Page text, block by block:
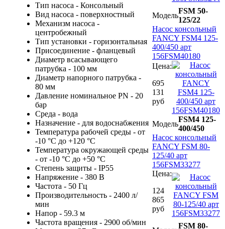
Тип насоса - Консольный
Вид насоса - поверхностный
Механизм насоса -
центробежный
Тип установки - горизонтальная
Присоединение - фланцевый
Диаметр всасывающего
патрубка - 100 мм
Диаметр напорного патрубка -
80 мм
Давление номинальное PN - 20
бар
Среда - вода
Назначение - для водоснабжения
Температура рабочей среды - от
-10 °C до +120 °C
Температура окружающей среды
- от -10 °C до +50 °C
Степень защиты - IP55
Напряжение - 380 В
Частота - 50 Гц
Производительность - 2400 л/
мин
Напор - 59.3 м
Частота вращения - 2900 об/мин
Модель
FSM 50-
125/22
Насос консольный
FANCY FSM4 125-
400/450 арт
156FSM40180
Цена:
695
131
руб
Модель
FSM4 125-
400/450
Насос консольный
FANCY FSM 80-
125/40 арт
156FSM33277
Цена:
124
865
руб
FSM 80-